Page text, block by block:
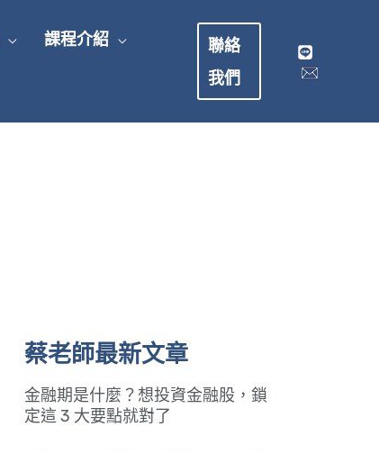
課程介紹
聯絡
我們
蔡老師最新文章
金融期是什麼？想投資金融股，鎖
定這 3 大要點就對了